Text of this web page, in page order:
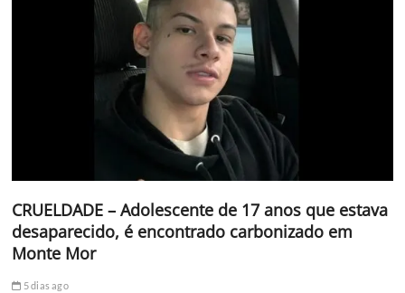
CRUELDADE – Adolescente de 17 anos que estava
desaparecido, é encontrado carbonizado em
Monte Mor
5 dias ago